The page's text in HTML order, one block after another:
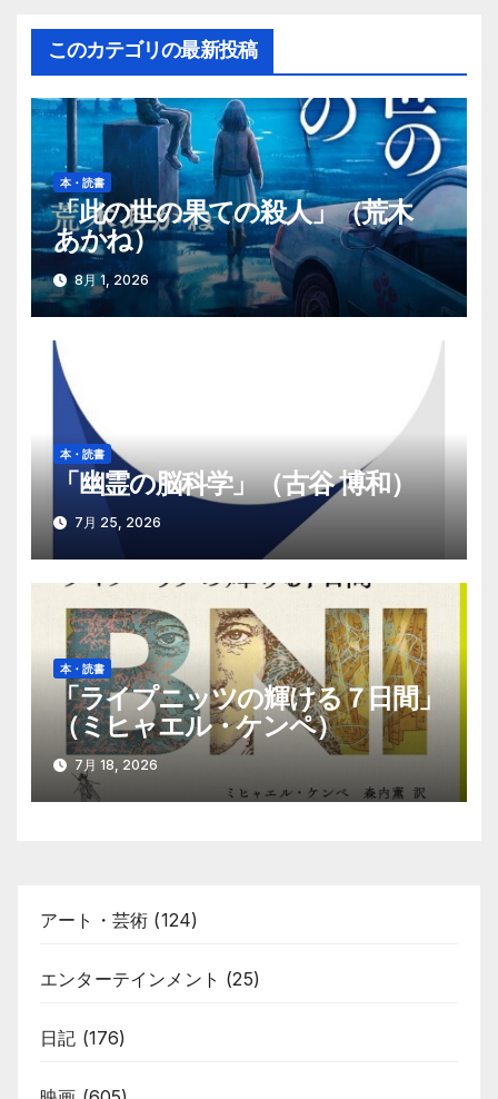
ビ
ゲ
ー
シ
ョ
ン
このカテゴリの最新投稿
本・読書
「此の世の果ての殺人」（荒木
あかね）
8月 1, 2026
本・読書
「幽霊の脳科学」（古谷 博和）
7月 25, 2026
本・読書
「ライプニッツの輝ける７日間」
（ミヒャエル・ケンペ）
7月 18, 2026
アート・芸術 (124)
エンターテインメント (25)
日記 (176)